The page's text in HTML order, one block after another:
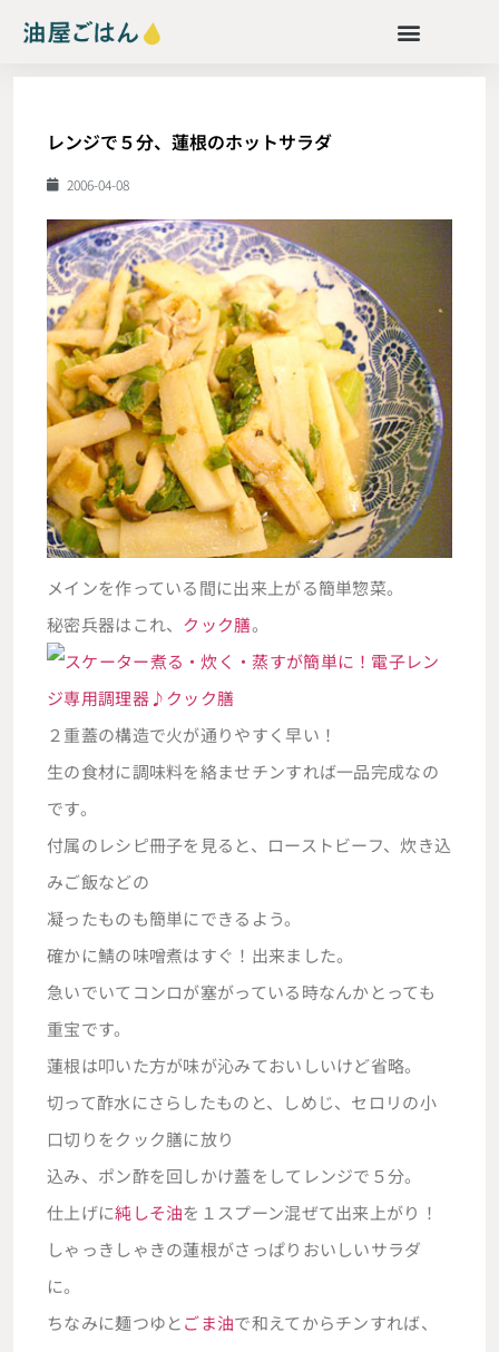
レンジで５分、蓮根のホットサラダ
2006-04-08
メインを作っている間に出来上がる簡単惣菜。
秘密兵器はこれ、 クック膳。
２重蓋の構造で火が通りやすく早い！
生の食材に調味料を絡ませチンすれば一品完成なの
です。
付属のレシピ冊子を見ると、ローストビーフ、炊き込
みご飯などの
凝ったものも簡単にできるよう。
確かに鯖の味噌煮はすぐ！出来ました。
急いでいてコンロが塞がっている時なんかとっても
重宝です。
蓮根は叩いた方が味が沁みておいしいけど省略。
切って酢水にさらしたものと、しめじ、セロリの小
口切りをクック膳に放り
込み、ポン酢を回しかけ蓋をしてレンジで５分。
仕上げに純しそ油を１スプーン混ぜて出来上がり！
しゃっきしゃきの蓮根がさっぱりおいしいサラダ
に。
ちなみに麺つゆと ごま油で和えてからチンすれば、